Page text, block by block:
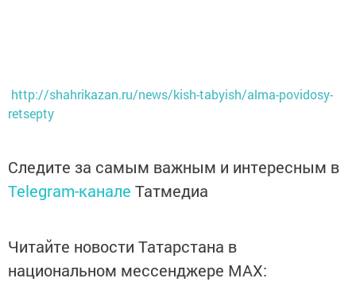
http://shahrikazan.ru/news/kish-tabyish/alma-povidosy-
retsepty
Следите за самым важным и интересным в
Telegram-канале Татмедиа
Читайте новости Татарстана в
национальном мессенджере MАХ: